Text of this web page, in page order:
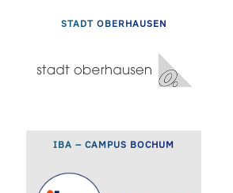
STADT OBERHAUSEN
IBA – CAMPUS BOCHUM